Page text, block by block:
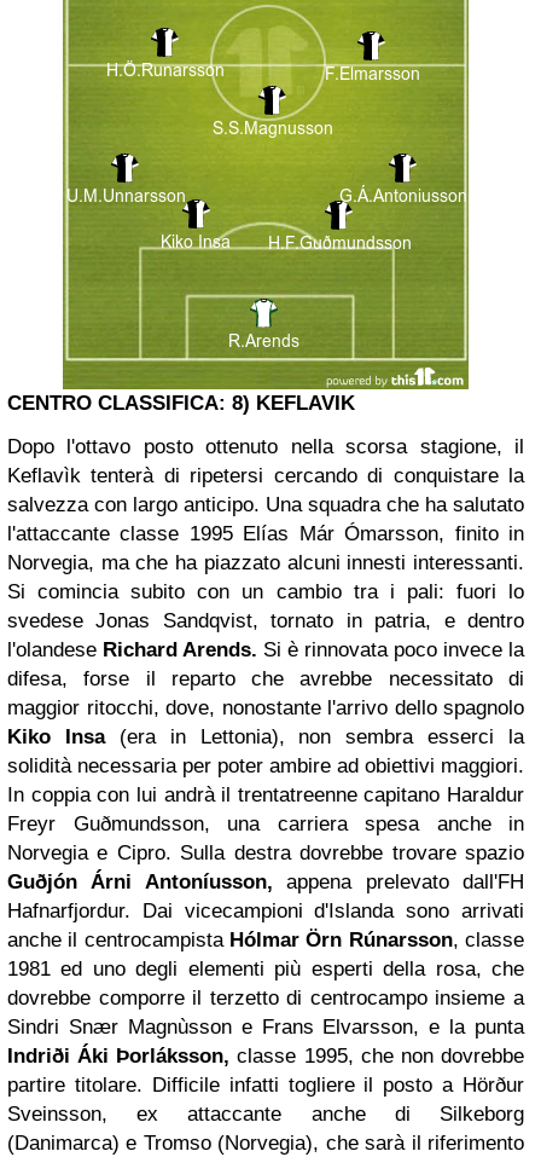
CENTRO CLASSIFICA: 8) KEFLAVIK
Dopo l'ottavo posto ottenuto nella scorsa stagione, il
Keflavìk tenterà di ripetersi cercando di conquistare la
salvezza con largo anticipo. Una squadra che ha salutato
l'attaccante classe 1995 Elías Már Ómarsson, finito in
Norvegia, ma che ha piazzato alcuni innesti interessanti.
Si comincia subito con un cambio tra i pali: fuori lo
svedese Jonas Sandqvist, tornato in patria, e dentro
l'olandese Richard Arends. Si è rinnovata poco invece la
difesa, forse il reparto che avrebbe necessitato di
maggior ritocchi, dove, nonostante l'arrivo dello spagnolo
Kiko Insa (era in Lettonia), non sembra esserci la
solidità necessaria per poter ambire ad obiettivi maggiori.
In coppia con lui andrà il trentatreenne capitano Haraldur
Freyr Guðmundsson, una carriera spesa anche in
Norvegia e Cipro. Sulla destra dovrebbe trovare spazio
Guðjón Árni Antoníusson,appena prelevato dall'FH
Hafnarfjordur. Dai vicecampioni d'Islanda sono arrivati
anche il centrocampista Hólmar Örn Rúnarsson, classe
1981 ed uno degli elementi più esperti della rosa, che
dovrebbe comporre il terzetto di centrocampo insieme a
Sindri Snær Magnùsson e Frans Elvarsson, e la punta
Indriði Áki Þorláksson,classe 1995, che non dovrebbe
partire titolare. Difficile infatti togliere il posto a Hörður
Sveinsson, ex attaccante anche di Silkeborg
(Danimarca) e Tromso (Norvegia), che sarà il riferimento